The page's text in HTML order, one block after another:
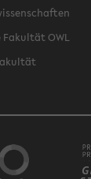
Fakultät OWL